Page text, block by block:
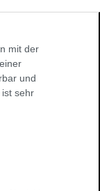
mit der
und
sehr